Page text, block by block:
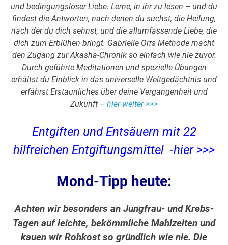
und bedingungsloser Liebe. Lerne, in ihr zu lesen – und du
findest die Antworten, nach denen du suchst, die Heilung,
nach der du dich sehnst, und die allumfassende Liebe, die
dich zum Erblühen bringt. Gabrielle Orrs Methode macht
den Zugang zur Akasha-Chronik so einfach wie nie zuvor.
Durch geführte Meditationen und spezielle Übungen
erhältst du Einblick in das universelle Weltgedächtnis und
erfährst Erstaunliches über deine Vergangenheit und
Zukunft – hier weiter >>>
Entgiften und Entsäuern mit 22
hilfreichen Entgiftungsmittel -hier >>>
Mond-Tipp heute:
Achten wir besonders an Jungfrau- und Krebs-
Tagen auf leichte, bekömmliche Mahlzeiten und
kauen wir Rohkost so gründlich wie nie. Die